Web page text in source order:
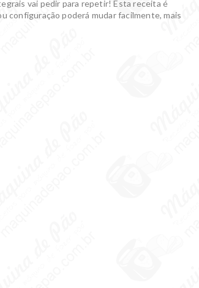
vai pedir para repetir! Esta receita é
configuração poderá mudar facilmente, mais